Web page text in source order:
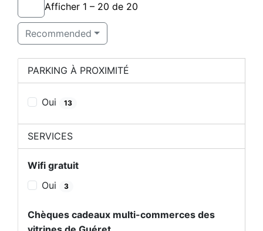
Afficher 1 – 20 de 20
Recommended
PARKING À PROXIMITÉ
Oui 13
SERVICES
Wifi gratuit
Oui
3
Chèques cadeaux multi-commerces des